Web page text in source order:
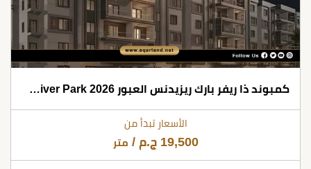
كمبوند ذا ريفر بارك ريزيدنس العبور 2026 The River Park
الأسعار تبدأ من
19,500 ج.م / متر